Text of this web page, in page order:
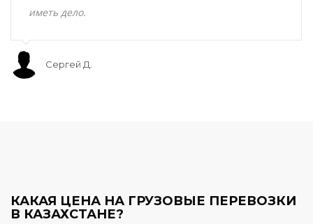
иметь дело.
Сергей Д.
КАКАЯ ЦЕНА НА ГРУЗОВЫЕ ПЕРЕВОЗКИ
В КАЗАХСТАНЕ?